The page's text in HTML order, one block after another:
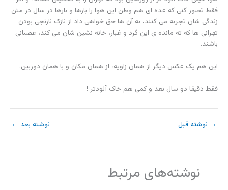
فقط تصور کنی که عده ای هم وطن این هوا را بارها و بارها در سال در متن
زندگی شان تجربه می کنند، به آن ها حق خواهی داد از نازک نارنجی بودن
تهرانی ها که ته مانده ی این گرد و غبار، خانه نشین شان می کند، عصبانی
باشند.
این هم یک عکس دیگر از همان زاویه، از همان مکان و با همان دوربین.
فقط دقیقا دو سال بعد و کمی هم خاک آلودتر !
→ نوشته قبل نوشته بعد ←
نوشته‌های مرتبط